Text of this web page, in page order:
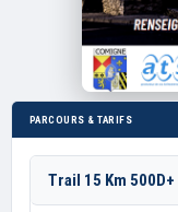
PARCOURS & TARIFS
Trail 15 Km 500D+